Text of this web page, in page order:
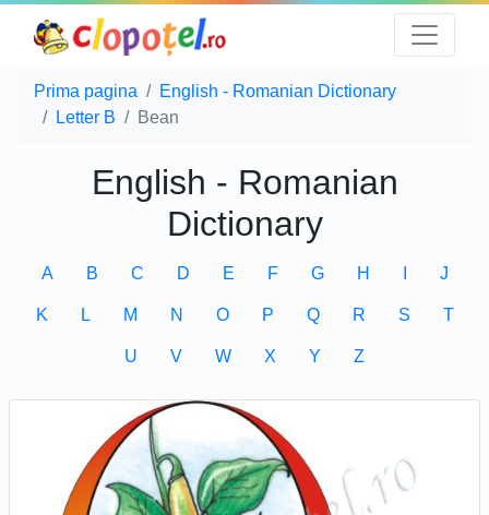
Prima pagina
English - Romanian Dictionary
Letter B
Bean
English - Romanian
Dictionary
A B C D E F G H J
K L M N O P Q R S T
U V W X Y Z